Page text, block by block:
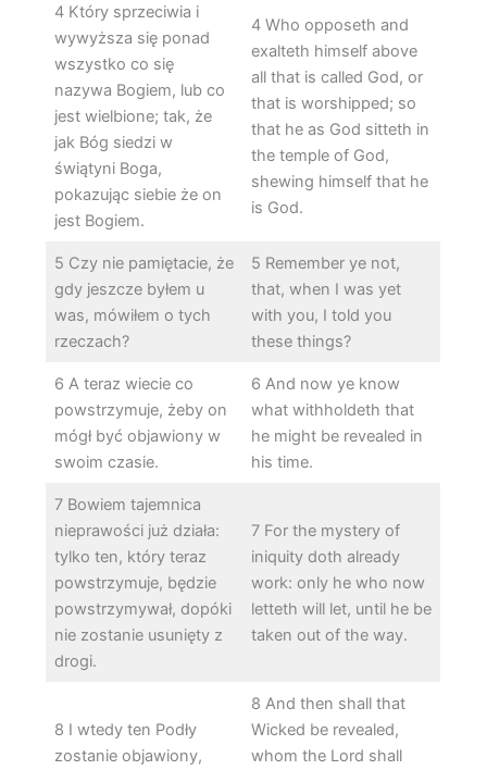
4 Który sprzeciwia i
wywyższa się ponad
wszystko co się
nazywa Bogiem, lub co
jest wielbione; tak, że
jak Bóg siedzi w
świątyni Boga,
pokazując siebie że on
jest Bogiem.
4 Who opposeth and
exalteth himself above
all that is called God, or
that is worshipped; so
that he as God sitteth in
the temple of God,
shewing himself that he
is God.
5 Czy nie pamiętacie, że
gdy jeszcze byłem u
was, mówiłem o tych
rzeczach?
5 Remember ye not,
that, when I was yet
with you, I told you
these things?
6 A teraz wiecie co
powstrzymuje, żeby on
mógł być objawiony w
swoim czasie.
6 And now ye know
what withholdeth that
he might be revealed in
his time.
7 Bowiem tajemnica
nieprawości już działa:
tylko ten, który teraz
powstrzymuje, będzie
powstrzymywał, dopóki
nie zostanie usunięty z
drogi.
7 For the mystery of
iniquity doth already
work: only he who now
letteth will let, until he be
taken out of the way.
8 I wtedy ten Podły
zostanie objawiony,
8 And then shall that
Wicked be revealed,
whom the Lord shall